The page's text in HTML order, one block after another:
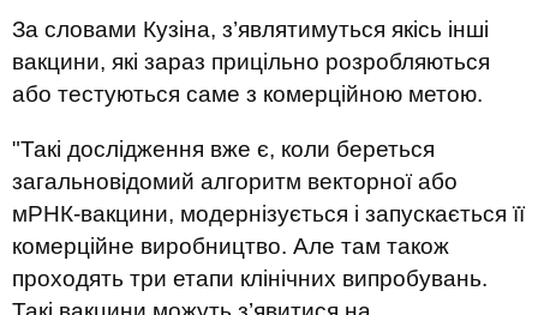
За словами Кузіна, з’являтимуться якісь інші
вакцини, які зараз прицільно розробляються
або тестуються саме з комерційною метою.
"Такі дослідження вже є, коли береться
загальновідомий алгоритм векторної або
мРНК-вакцини, модернізується і запускається її
комерційне виробництво. Але там також
проходять три етапи клінічних випробувань.